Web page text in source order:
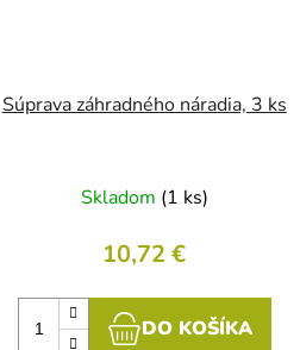
Súprava záhradného náradia, 3 ks
Skladom (1 ks)
10,72 €
DO KOŠÍKA